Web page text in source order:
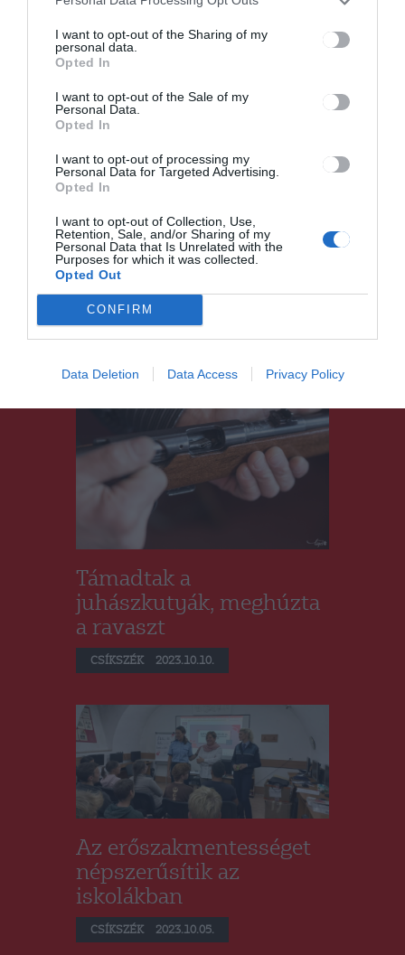
I want to opt-out of the Sharing of my
personal data.
Opted In
I want to opt-out of the Sale of my
Personal Data.
Opted In
I want to opt-out of processing my
Personal Data for Targeted Advertising.
Opted In
I want to opt-out of Collection, Use,
Retention, Sale, and/or Sharing of my
Personal Data that Is Unrelated with the
Purposes for which it was collected.
Opted Out
CONFIRM
Data Deletion Data Access Privacy Policy
A sörkészítés és -
fogyasztás történelméről
szóló kiállítás nyílik
Csíkszeredában
CSÍKSZÉK 2023.10.10.
Támadtak a
juhászkutyák, meghúzta
a ravaszt
CSÍKSZÉK 2023.10.10.
Az erőszakmentességet
népszerűsítik az
iskolákban
CSÍKSZÉK 2023.10.05.